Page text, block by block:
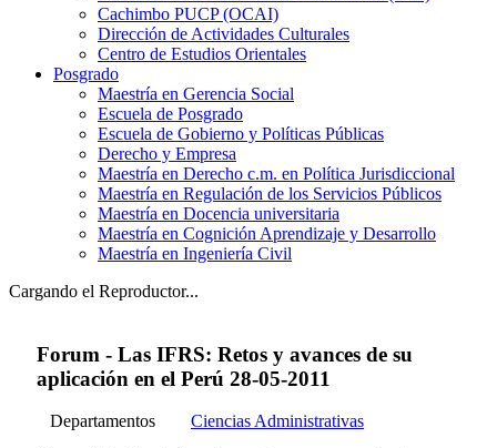
Cachimbo PUCP (OCAI)
Dirección de Actividades Culturales
Centro de Estudios Orientales
Posgrado
Maestría en Gerencia Social
Escuela de Posgrado
Escuela de Gobierno y Políticas Públicas
Derecho y Empresa
Maestría en Derecho c.m. en Política Jurisdiccional
Maestría en Regulación de los Servicios Públicos
Maestría en Docencia universitaria
Maestría en Cognición Aprendizaje y Desarrollo
Maestría en Ingeniería Civil
Cargando el Reproductor...
Forum - Las IFRS: Retos y avances de su
aplicación en el Perú 28-05-2011
Departamentos
Ciencias Administrativas